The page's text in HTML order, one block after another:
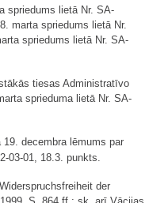
spriedums lietā Nr. SA-
marta spriedums lietā Nr.
spriedums lietā Nr. SA-
tiesas Administratīvo
sprieduma lietā Nr. SA-
decembra lēmums par
03-01, 18.3. punkts.
der